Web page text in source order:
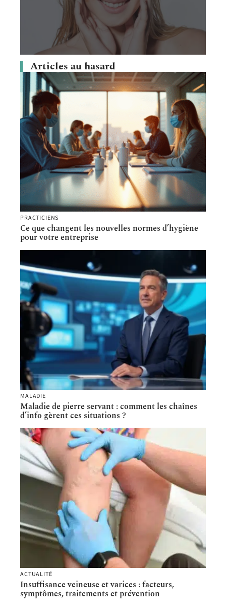
Articles au hasard
PRACTICIENS
Ce que changent les nouvelles normes d’hygiène
pour votre entreprise
MALADIE
Maladie de pierre servant : comment les chaînes
d’info gèrent ces situations ?
ACTUALITÉ
Insuffisance veineuse et varices : facteurs,
symptômes, traitements et prévention